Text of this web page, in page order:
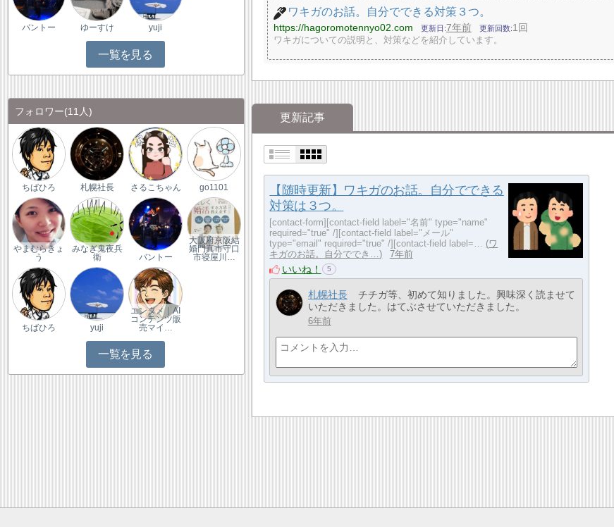
ワキガのお話。自分でできる対策３つ。
https://hagoromotennyo02.com 更新日 7年前 更新回数 1回
ワキガについての説明と、対策などを紹介しています。
更新記事
【随時更新】ワキガのお話。自分でできる
対策は３つ。
[contact-form][contact-field label="名前" type="name"
required="true" /][contact-field label="メール"
type="email" required="true" /][contact-field label=…
ワ
キガのお話。自分ででき…
7年前
いいね！ 5
札幌社長
チチガ等、初めて知りました。興味深く読ませて
いただきました。はてぶさせていただきました。
6年前
バントー ゆーすけ yuji
一覧を見る
フォロワー(11人)
ちばひろ 札幌社長 さるこちゃん go1101
やまむらきょ
う
みなぎ鬼夜兵
衛
バントー
大阪府京阪結
婚門真市守口
市寝屋川…
ちばひろ yuji
エンタメ｜AI
コンテンツ販
売マイ…
一覧を見る